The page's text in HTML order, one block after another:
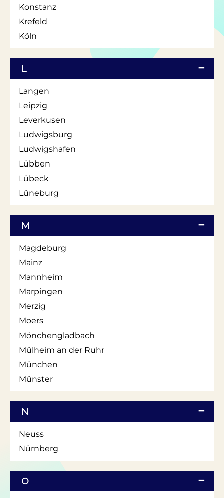
Konstanz
Krefeld
Köln
L
Langen
Leipzig
Leverkusen
Ludwigsburg
Ludwigshafen
Lübben
Lübeck
Lüneburg
M
Magdeburg
Mainz
Mannheim
Marpingen
Merzig
Moers
Mönchengladbach
Mülheim an der Ruhr
München
Münster
N
Neuss
Nürnberg
O